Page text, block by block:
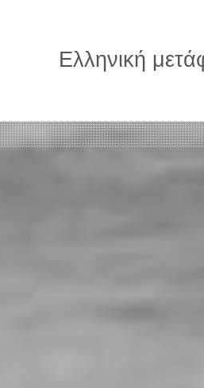
Ελληνική